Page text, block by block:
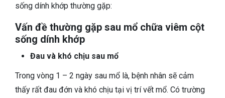
sống dính khớp thường gặp:
Vấn đề thường gặp sau mổ chữa viêm cột
sống dính khớp
Đau và khó chịu sau mổ
Trong vòng 1 – 2 ngày sau mổ là, bệnh nhân sẽ cảm
thấy rất đau đớn và khó chịu tại vị trí vết mổ. Có trường